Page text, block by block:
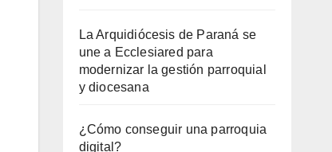
La Arquidiócesis de Paraná se
une a Ecclesiared para
modernizar la gestión parroquial
y diocesana
¿Cómo conseguir una parroquia
digital?